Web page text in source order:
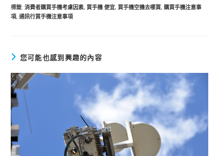
標籤:消費者購買手機考慮因素, 買手機 便宜, 買手機空機去哪買, 購買手機注意事
項, 通訊行買手機注意事項
您可能也感到興趣的內容